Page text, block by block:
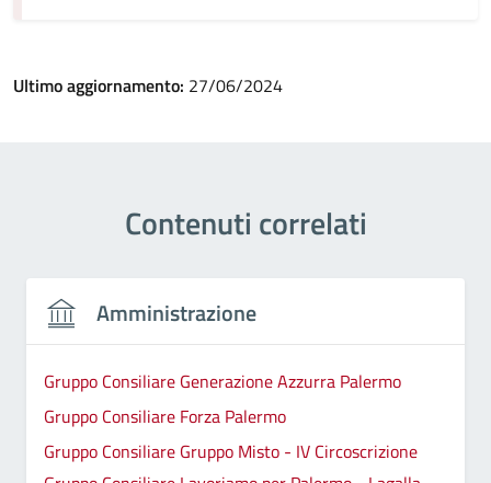
Ultimo aggiornamento: 27/06/2024
Contenuti correlati
Amministrazione
Gruppo Consiliare Generazione Azzurra Palermo
Gruppo Consiliare Forza Palermo
Gruppo Consiliare Gruppo Misto - IV Circoscrizione